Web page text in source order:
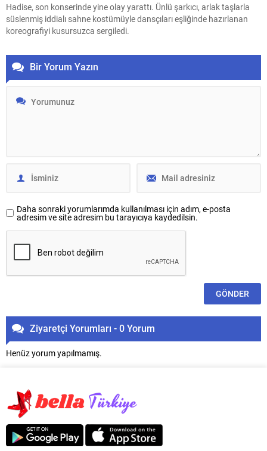
Hadise, son konserinde yine olay yarattı. Ünlü şarkıcı, arlak taşlarla
süslenmiş iddialı sahne kostümüyle dansçıları eşliğinde hazırlanan
koreografiyi kusursuzca sergiledi.
Bir Yorum Yazın
Daha sonraki yorumlarımda kullanılması için adım, e-posta
adresim ve site adresim bu tarayıcıya kaydedilsin.
Ziyaretçi Yorumları - 0 Yorum
Henüz yorum yapılmamış.